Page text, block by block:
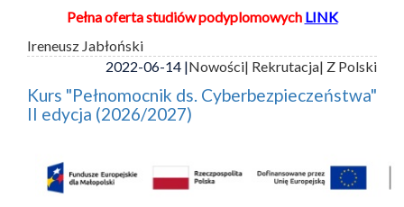
Pełna oferta studiów podyplomowych LINK
Ireneusz Jabłoński
2022-06-14 |Nowości| Rekrutacja| Z Polski
Kurs "Pełnomocnik ds. Cyberbezpieczeństwa"
II edycja (2026/2027)